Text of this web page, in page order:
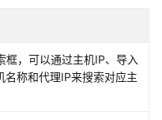
框，可以通过主机IP、导入
名称和代理IP来搜索对应主